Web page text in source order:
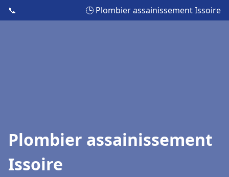
📞 🕒 Plombier assainissement Issoire
Plombier assainissement
Issoire